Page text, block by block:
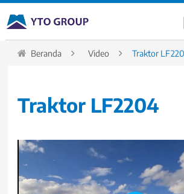
Beranda Video Traktor
Traktor LF2204